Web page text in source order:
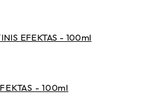
- 100ml